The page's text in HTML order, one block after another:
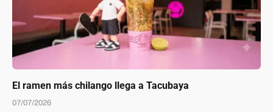
El ramen más chilango llega a Tacubaya
07/07/2026